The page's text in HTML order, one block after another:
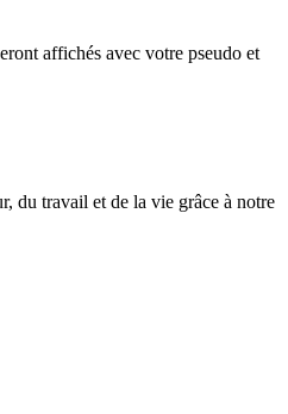
affichés avec votre pseudo et
du travail et de la vie grâce à notre